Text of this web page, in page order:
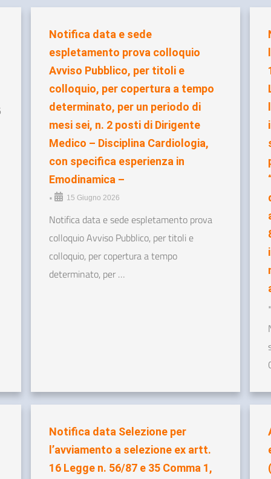
Notifica data e sede
espletamento prova colloquio
Avviso Pubblico, per titoli e
colloquio, per copertura a tempo
determinato, per un periodo di
mesi sei, n. 2 posti di Dirigente
Medico – Disciplina Cardiologia,
con specifica esperienza in
Emodinamica –
• 15 Giugno 2026
Notifica data e sede espletamento prova
colloquio Avviso Pubblico, per titoli e
colloquio, per copertura a tempo
determinato, per …
•
Notifica data Selezione per
l’avviamento a selezione ex artt.
16 Legge n. 56/87 e 35 Comma 1,